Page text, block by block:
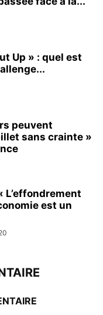
Up » : quel est
peuvent
sans crainte »
L’effondrement
est un